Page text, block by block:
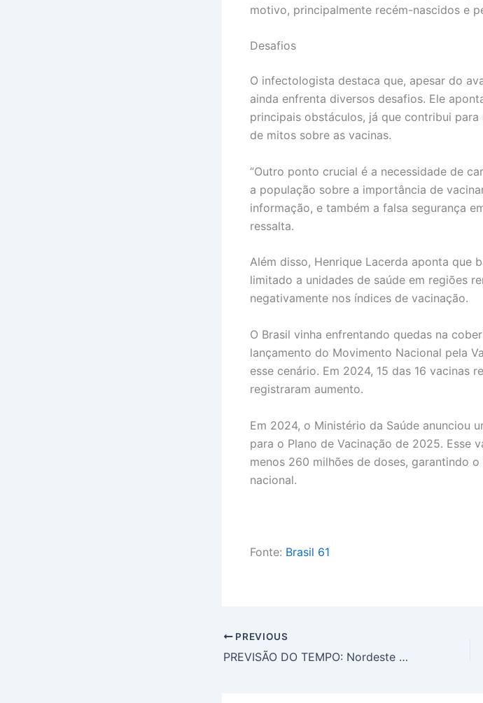
motivo, principalmente recém-nascidos e
Desafios
O infectologista destaca que, apesar do
ainda enfrenta diversos desafios. Ele
principais obstáculos, já que contribui
de mitos sobre as vacinas.
“Outro ponto crucial é a necessidade de
a população sobre a importância de
informação, e também a falsa segurança
ressalta.
Além disso, Henrique Lacerda aponta que
limitado a unidades de saúde em regiões
negativamente nos índices de vacinação.
O Brasil vinha enfrentando quedas na
lançamento do Movimento Nacional pela
esse cenário. Em 2024, 15 das 16 vacinas
registraram aumento.
Em 2024, o Ministério da Saúde anunciou
para o Plano de Vacinação de 2025. Esse
menos 260 milhões de doses, garantindo
nacional.
Fonte: Brasil 61
PREVIOUS
PREVISÃO DO TEMPO: Nordeste terá céu com muitas nuvens e possibilidade de chuva, neste sábado (1)